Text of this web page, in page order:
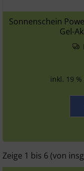
Sonnenschein
Gel-
inkl. 19
Zeige 1 bis 6(von